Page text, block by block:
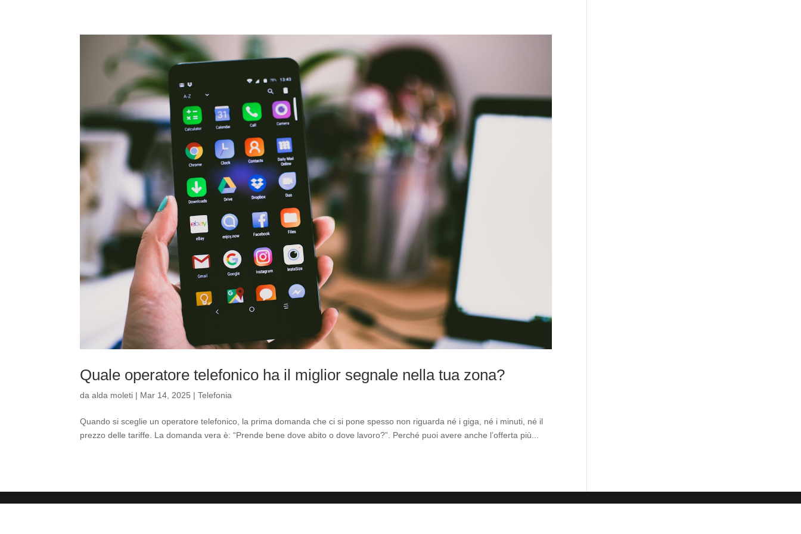
Quale operatore telefonico ha il miglior segnale nella tua zona?
daalda moleti | Mar 14, 2025 |Telefonia
Quando si sceglie un operatore telefonico, la prima domanda che ci si pone spesso non riguarda né i giga, né i minuti, né il
prezzo delle tariffe. La domanda vera è: “Prende bene dove abito o dove lavoro?”. Perché puoi avere anche l’offerta più...